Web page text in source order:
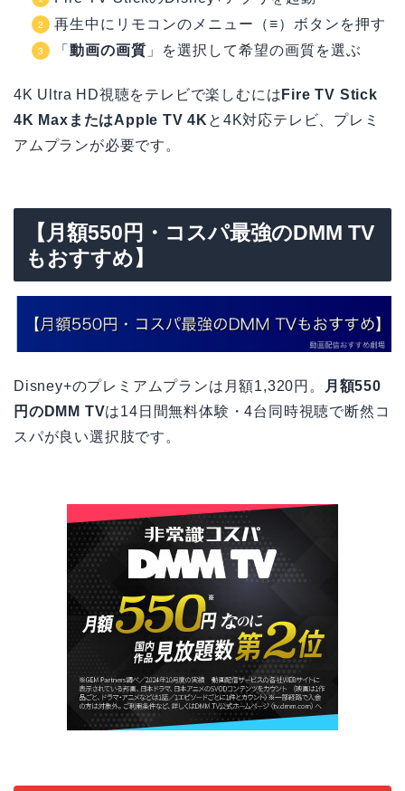
再生中にリモコンのメニュー（≡）ボタンを押す
「 動画の画質 」を選択して希望の画質を選ぶ
4K Ultra HD視聴をテレビで楽しむには Fire TV Stick
4K MaxまたはApple TV 4Kと4K対応テレビ、プレミ
アムプランが必要です。
【月額550円・コスパ最強のDMM TV
もおすすめ】
Disney+のプレミアムプランは月額1,320円。
月額550
円のDMM TVは14日間無料体験・4台同時視聴で断然コ
スパが良い選択肢です。